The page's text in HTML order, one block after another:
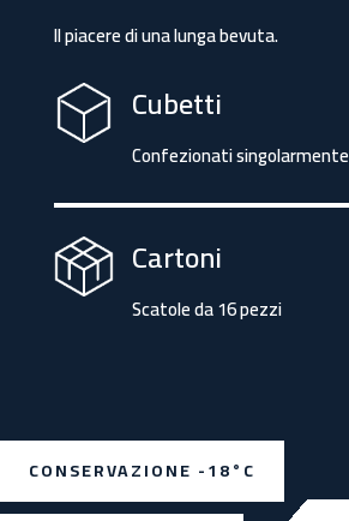
Il piacere di una lunga bevuta.
Cubetti
Confezionati singolarmente
Cartoni
Scatole da 16 pezzi
CONSERVAZIONE -18°C